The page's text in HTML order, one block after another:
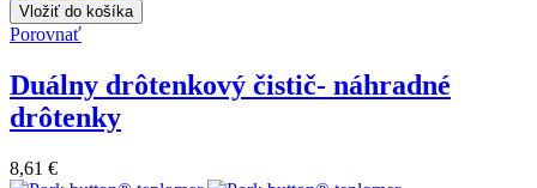
Vložiť do košíka
Porovnať
Duálny drôtenkový čistič- náhradné
drôtenky
8,61 €